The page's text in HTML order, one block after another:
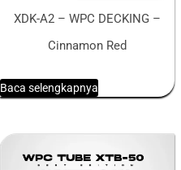
XDK-A2 – WPC DECKING –
Cinnamon Red
Baca selengkapnya